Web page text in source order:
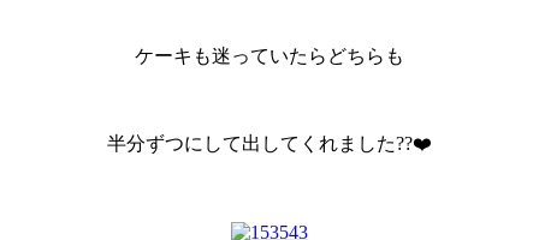
ケーキも迷っていたらどちらも
半分ずつにして出してくれました??❤️